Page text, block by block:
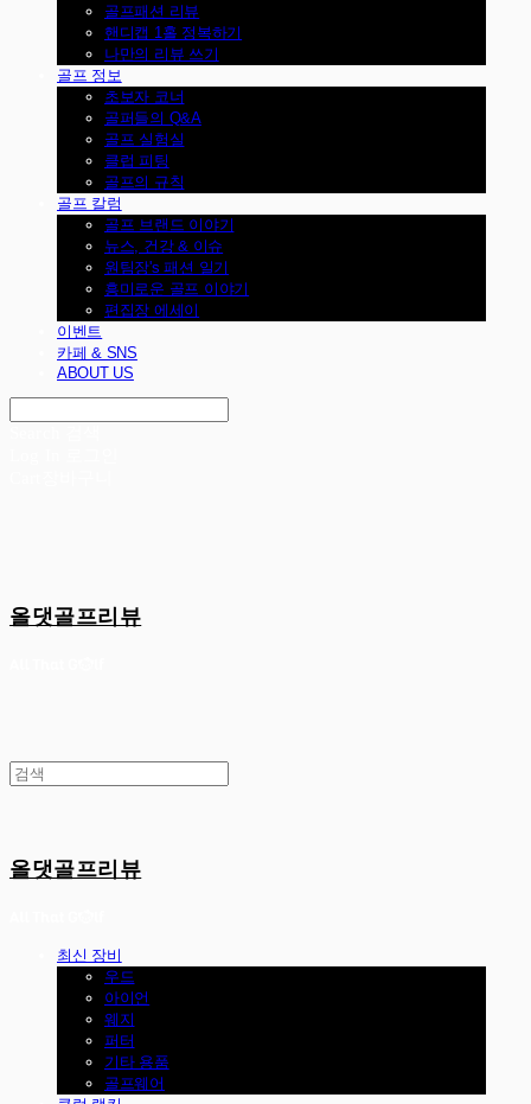
골프패션 리뷰
핸디캡 1홀 정복하기
나만의 리뷰 쓰기
골프 정보
초보자 코너
골퍼들의 Q&A
골프 실험실
클럽 피팅
골프의 규칙
골프 칼럼
골프 브랜드 이야기
뉴스, 건강 & 이슈
원팀장's 패션 일기
흥미로운 골프 이야기
편집장 에세이
이벤트
카페 & SNS
ABOUT US
올댓골프리뷰
올댓골프리뷰
최신 장비
우드
아이언
웨지
퍼터
기타 용품
골프웨어